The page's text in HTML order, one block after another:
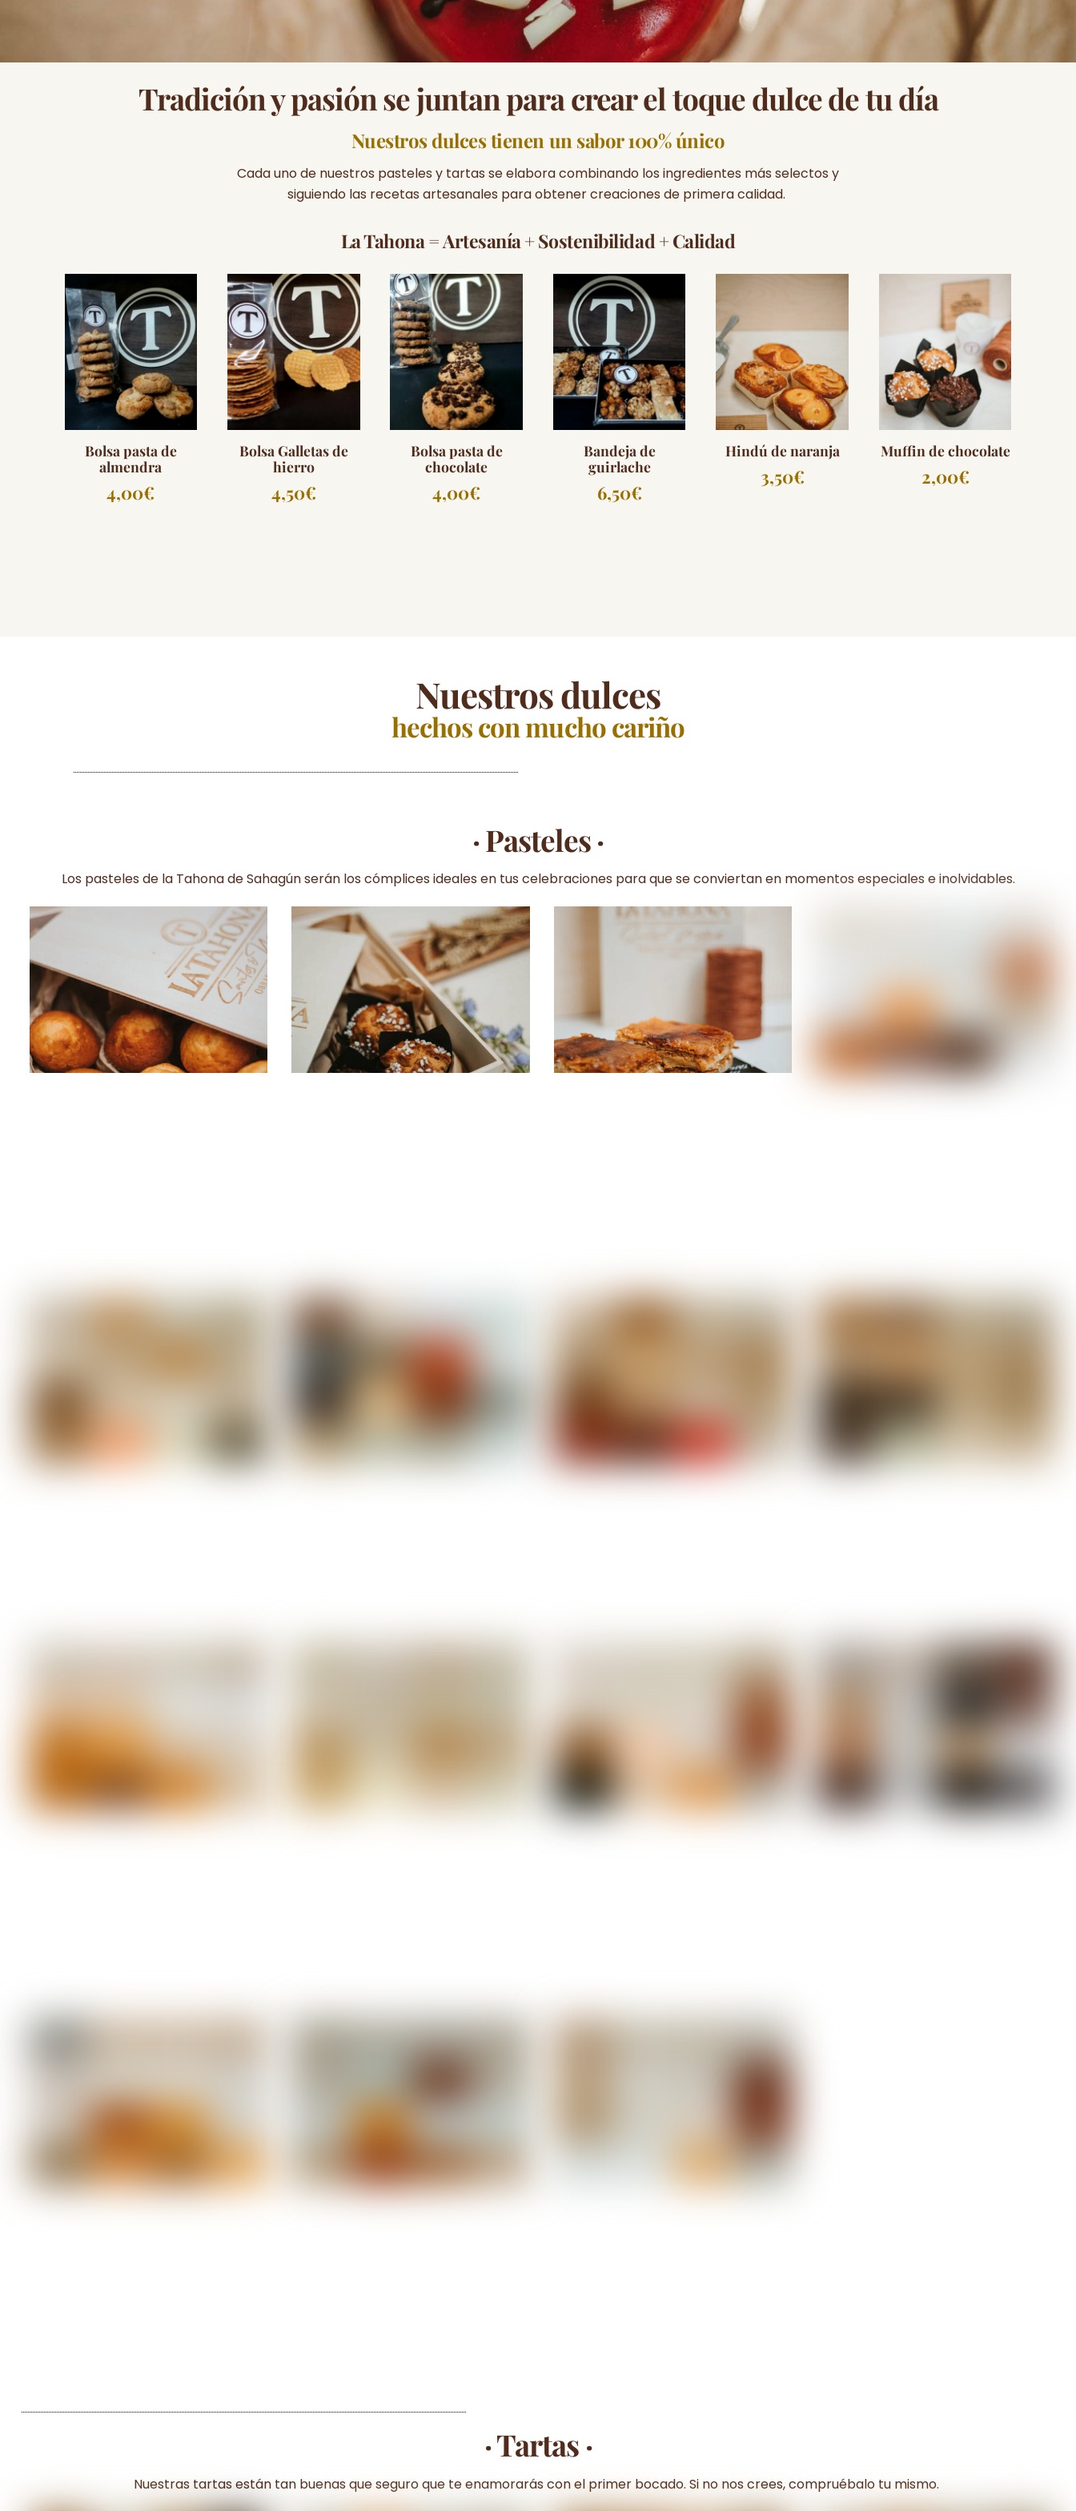
Tradición y pasión se juntan para crear el toque dulce de tu día
Nuestros dulces tienen un sabor 100% único
Cada uno de nuestros pasteles y tartas se elabora combinando los ingredientes más selectos y
siguiendo las recetas artesanales para obtener creaciones de primera calidad.
La Tahona =Artesanía + Sostenibilidad + Calidad
Bolsa pasta de
almendra
4,00€
Bolsa Galletas de
hierro
4,50€
Bolsa pasta de
chocolate
4,00€
Bandeja de
guirlache
6,50€
Hindú de naranja
3,50€
Muffin de chocolate
2,00€
Nuestros dulces
hechos con mucho cariño
· Pasteles ·
Los pasteles de la Tahona de Sahagún serán los cómplices ideales en tus celebraciones para que se conviertan en momentos especiales e inolvidables.
· Tartas ·
Nuestras tartas están tan buenas que seguro que te enamorarás con el primer bocado. Si no nos crees, compruébalo tu mismo.